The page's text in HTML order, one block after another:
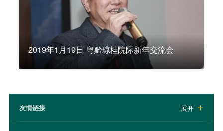
2019年1月19日 粤黔琼桂院际新年交流会
友情链接 展开 